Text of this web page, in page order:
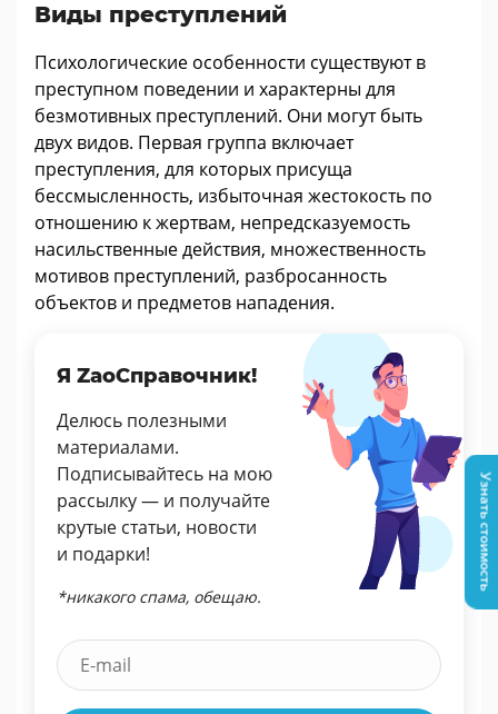
Виды преступлений
Психологические особенности существуют в
преступном поведении и характерны для
безмотивных преступлений. Они могут быть
двух видов. Первая группа включает
преступления, для которых присуща
бессмысленность, избыточная жестокость по
отношению к жертвам, непредсказуемость
насильственные действия, множественность
мотивов преступлений, разбросанность
объектов и предметов нападения.
Я ZaoСправочник!
Делюсь полезными
материалами.
Подписывайтесь на мою
рассылку — и получайте
крутые статьи, новости
и подарки!
*никакого спама, обещаю.
Узнать стоимость